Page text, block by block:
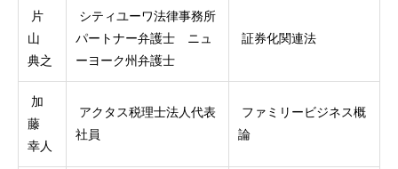
片
山
典之
シティユーワ法律事務所
パートナー弁護士 ニュ
ーヨーク州弁護士
証券化関連法
加
藤
幸人
アクタス税理士法人代表
社員
ファミリービジネス概
論